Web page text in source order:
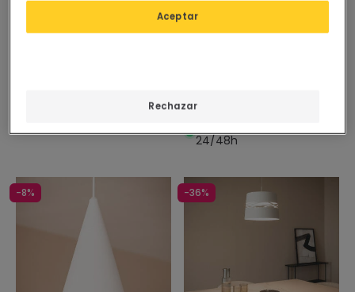
53,95 €
Seleccionable Handen
24/48h
-8% -36%
Rechazar
Aceptar